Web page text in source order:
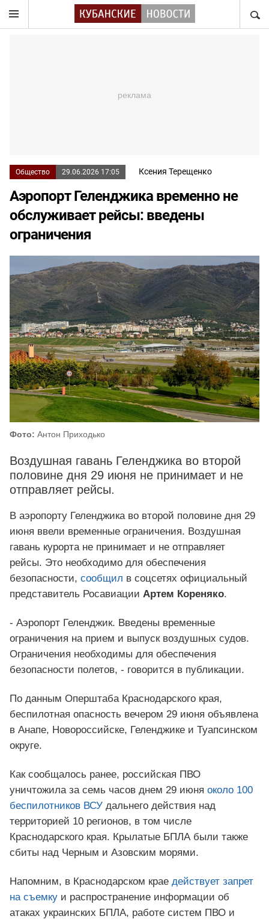
Общество 29.06.2026 17:05 Ксения Терещенко
Аэропорт Геленджика временно не
обслуживает рейсы: введены
ограничения
Фото: Антон Приходько
Воздушная гавань Геленджика во второй
половине дня 29 июня не принимает и не
отправляет рейсы.
В аэропорту Геленджика во второй половине дня 29
июня ввели временные ограничения. Воздушная
гавань курорта не принимает и не отправляет
рейсы. Это необходимо для обеспечения
безопасности, сообщил в соцсетях официальный
представитель Росавиации Артем Кореняко.
- Аэропорт Геленджик. Введены временные
ограничения на прием и выпуск воздушных судов.
Ограничения необходимы для обеспечения
безопасности полетов, - говорится в публикации.
По данным Оперштаба Краснодарского края,
беспилотная опасность вечером 29 июня объявлена
в Анапе, Новороссийске, Геленджике и Туапсинском
округе.
Как сообщалось ранее, российская ПВО
уничтожила за семь часов днем 29 июня около 100
беспилотников ВСУ дальнего действия над
территорией 10 регионов, в том числе
Краснодарского края. Крылатые БПЛА были также
сбиты над Черным и Азовским морями.
Напомним, в Краснодарском крае действует запрет
на съемку и распространение информации об
атаках украинских БПЛА, работе систем ПВО и